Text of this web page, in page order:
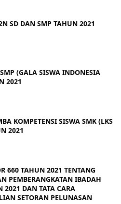
SD DAN SMP TAHUN 2021
(GALA SISWA INDONESIA
2021
KOMPETENSI SISWA SMK (LKS
2021
660 TAHUN 2021 TENTANG
PEMBERANGKATAN IBADAH
2021 DAN TATA CARA
SETORAN PELUNASAN